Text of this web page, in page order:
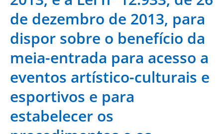
de dezembro de 2013, para
dispor sobre o benefício da
meia-entrada para acesso a
eventos artístico-culturais e
esportivos e para
estabelecer os